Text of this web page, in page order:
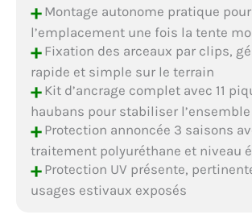
+Montage autonome pratique
l’emplacement une fois la tente
+Fixation des arceaux par clips,
rapide et simple sur le terrain
+Kit d’ancrage complet avec 11
haubans pour stabiliser l’ensemble
+Protection annoncée 3 saisons
traitement polyuréthane et niveau
+Protection UV présente,
usages estivaux exposés